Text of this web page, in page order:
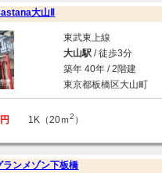
大山Ⅱ
東武東上線
大山駅/ 徒歩3分
築年 40年 / 2階建
東京都板橋区大山町
1K（20ｍ2 ）
ランメゾン下板橋